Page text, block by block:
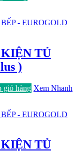
TỦ
)
giỏ hàng Xem Nhanh
TỦ